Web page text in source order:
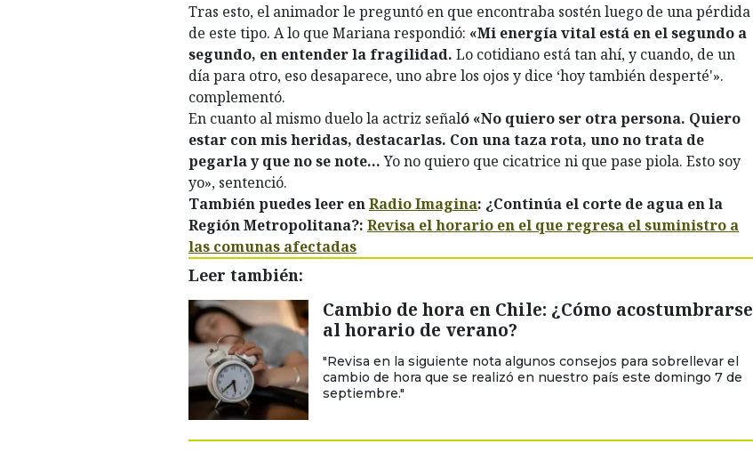
Tras esto, el animador le preguntó en que encontraba sostén luego de una pérdida
de este tipo. A lo que Mariana respondió: «Mi energía vital está en el segundo a
segundo, en entender la fragilidad. Lo cotidiano está tan ahí, y cuando, de un
día para otro, eso desaparece, uno abre los ojos y dice ‘hoy también desperté'».
complementó.
En cuanto al mismo duelo la actriz señaló «No quiero ser otra persona. Quiero
estar con mis heridas, destacarlas. Con una taza rota, uno no trata de
pegarla y que no se note…Yo no quiero que cicatrice ni que pase piola. Esto soy
yo», sentenció.
También puedes leer enRadio Imagina: ¿Continúa el corte de agua en la
Región Metropolitana?: Revisa el horario en el que regresa el suministro a
las comunas afectadas
Leer también:
Cambio de hora en Chile: ¿Cómo acostumbrarse
al horario de verano?
"Revisa en la siguiente nota algunos consejos para sobrellevar el
cambio de hora que se realizó en nuestro país este domingo 7 de
septiembre."